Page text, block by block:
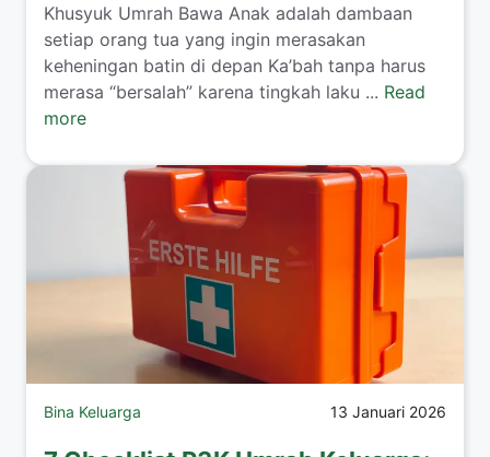
​Khusyuk Umrah Bawa Anak adalah dambaan
setiap orang tua yang ingin merasakan
keheningan batin di depan Ka’bah tanpa harus
merasa “bersalah” karena tingkah laku ... Read
more
Bina Keluarga 13 Januari 2026